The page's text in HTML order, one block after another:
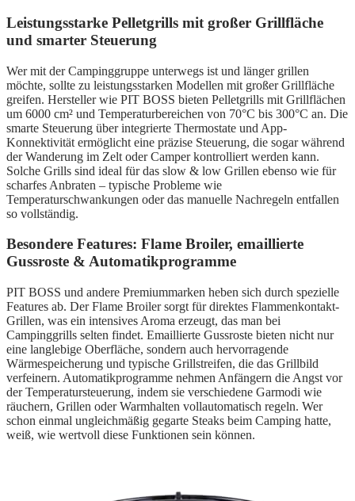
Leistungsstarke Pelletgrills mit großer Grillfläche
und smarter Steuerung
Wer mit der Campinggruppe unterwegs ist und länger grillen
möchte, sollte zu leistungsstarken Modellen mit großer Grillfläche
greifen. Hersteller wie PIT BOSS bieten Pelletgrills mit Grillflächen
um 6000 cm² und Temperaturbereichen von 70°C bis 300°C an. Die
smarte Steuerung über integrierte Thermostate und App-
Konnektivität ermöglicht eine präzise Steuerung, die sogar während
der Wanderung im Zelt oder Camper kontrolliert werden kann.
Solche Grills sind ideal für das slow & low Grillen ebenso wie für
scharfes Anbraten – typische Probleme wie
Temperaturschwankungen oder das manuelle Nachregeln entfallen
so vollständig.
Besondere Features: Flame Broiler, emaillierte
Gussroste & Automatikprogramme
PIT BOSS und andere Premiummarken heben sich durch spezielle
Features ab. Der Flame Broiler sorgt für direktes Flammenkontakt-
Grillen, was ein intensives Aroma erzeugt, das man bei
Campinggrills selten findet. Emaillierte Gussroste bieten nicht nur
eine langlebige Oberfläche, sondern auch hervorragende
Wärmespeicherung und typische Grillstreifen, die das Grillbild
verfeinern. Automatikprogramme nehmen Anfängern die Angst vor
der Temperatursteuerung, indem sie verschiedene Garmodi wie
räuchern, Grillen oder Warmhalten vollautomatisch regeln. Wer
schon einmal ungleichmäßig gegarte Steaks beim Camping hatte,
weiß, wie wertvoll diese Funktionen sein können.